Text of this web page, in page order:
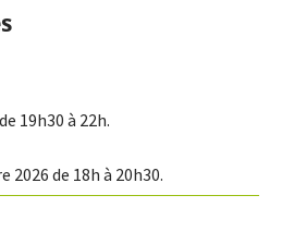
19h30 à 22h.
2026 de 18h à 20h30.